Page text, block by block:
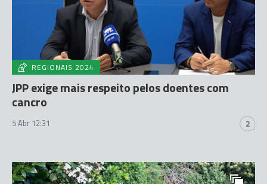
REGIONAIS 2024
JPP exige mais respeito pelos doentes com
cancro
5 Abr 12:31 2